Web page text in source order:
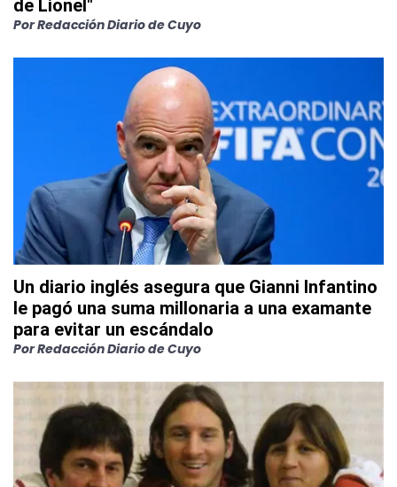
de Lionel"
PorRedacción Diario de Cuyo
Un diario inglés asegura que Gianni Infantino
le pagó una suma millonaria a una examante
para evitar un escándalo
PorRedacción Diario de Cuyo